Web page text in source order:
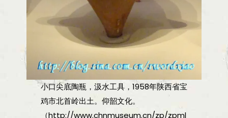
小口尖底陶瓶，汲水工具，1958年陕西省宝
鸡市北首岭出土。仰韶文化。
（http://www.chnmuseum.cn/zp/zpml